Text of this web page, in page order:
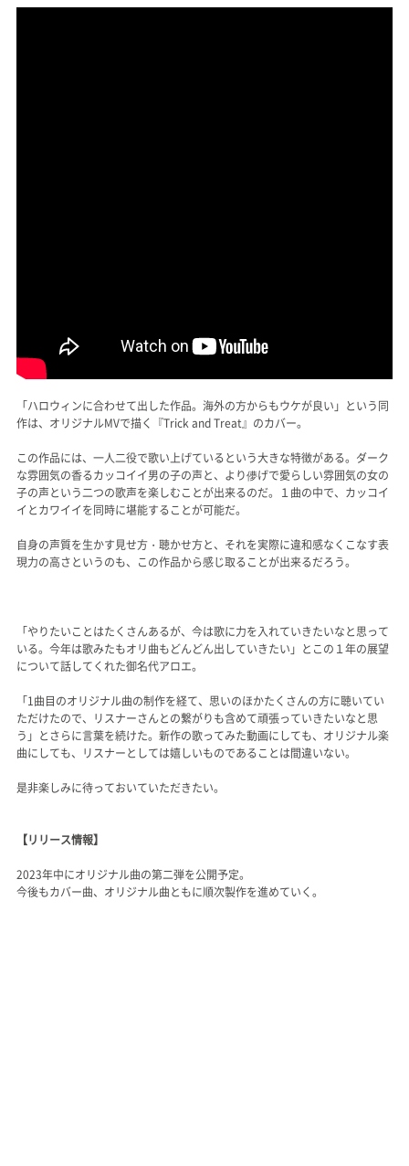
「ハロウィンに合わせて出した作品。海外の方からもウケが良い」という同
作は、オリジナルMVで描く『Trick and Treat』のカバー。
この作品には、一人二役で歌い上げているという大きな特徴がある。ダーク
な雰囲気の香るカッコイイ男の子の声と、より儚げで愛らしい雰囲気の女の
子の声という二つの歌声を楽しむことが出来るのだ。１曲の中で、カッコイ
イとカワイイを同時に堪能することが可能だ。
自身の声質を生かす見せ方・聴かせ方と、それを実際に違和感なくこなす表
現力の高さというのも、この作品から感じ取ることが出来るだろう。
「やりたいことはたくさんあるが、今は歌に力を入れていきたいなと思って
いる。今年は歌みたもオリ曲もどんどん出していきたい」とこの１年の展望
について話してくれた御名代アロエ。
「1曲目のオリジナル曲の制作を経て、思いのほかたくさんの方に聴いてい
ただけたので、リスナーさんとの繋がりも含めて頑張っていきたいなと思
う」とさらに言葉を続けた。新作の歌ってみた動画にしても、オリジナル楽
曲にしても、リスナーとしては嬉しいものであることは間違いない。
是非楽しみに待っておいていただきたい。
【リリース情報】
2023年中にオリジナル曲の第二弾を公開予定。
今後もカバー曲、オリジナル曲ともに順次製作を進めていく。